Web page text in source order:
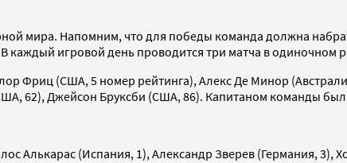
мира. Напомним, что для победы команда должна
каждый игровой день проводится три матча в одиночном
Фриц (США, 5 номер рейтинга), Алекс Де Минор
62), Джейсон Бруксби (США, 86). Капитаном команды
Алькарас (Испания, 1), Александр Зверев (Германия,